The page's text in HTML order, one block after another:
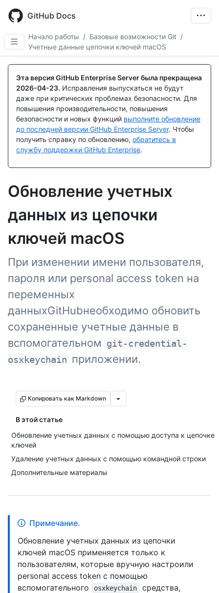
main
content
GitHub Docs
Начало работы / Базовые возможности Git /
Учетные данные цепочки ключей macOS
Эта версия GitHub Enterprise Server была прекращена
2026-04-23. Исправления выпускаться не будут
даже при критических проблемах безопасности. Для
повышения производительности, повышения
безопасности и новых функций выполните обновление
до последней версии GitHub Enterprise Server. Чтобы
получить справку по обновлению, обратитесь в
службу поддержки GitHub Enterprise.
Обновление учетных
данных из цепочки
ключей macOS
При изменении имени пользователя,
пароля или personal access token на
переменных
данныхGitHubнеобходимо обновить
сохраненные учетные данные в
вспомогательном
git-credential-
osxkeychain приложении.
Копировать как Markdown
В этой статье
Обновление учетных данных с помощью доступа к цепочке
ключей
Удаление учетных данных с помощью командной строки
Дополнительные материалы
Примечание.
Обновление учетных данных из цепочки
ключей macOS применяется только к
пользователям, которые вручную настроили
personal access token с помощью
вспомогательного
osxkeychain
средства,